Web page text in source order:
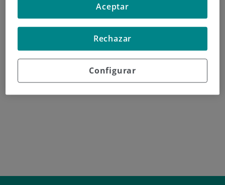
De 9 a 14 horas se realizarán estudios gratuitos
de la pisada y habrá ofertas especiales para los
que pasen por el stand.
Configurar
Rechazar
Aceptar